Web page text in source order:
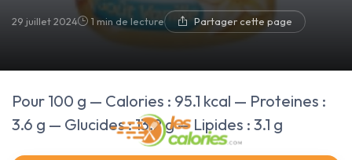
29 juillet 2024 1 min de lecture Partager cette page
Pour 100 g — Calories : 95.1 kcal — Proteines :
3.6 g — Glucides : 13.2 g — Lipides : 3.1 g